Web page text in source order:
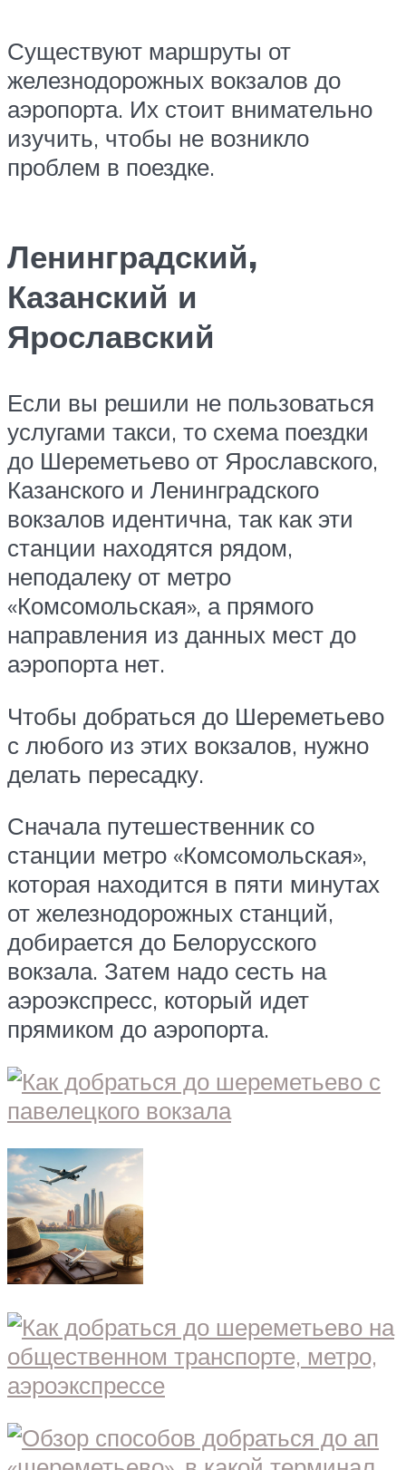
Существуют маршруты от
железнодорожных вокзалов до
аэропорта. Их стоит внимательно
изучить, чтобы не возникло
проблем в поездке.
Ленинградский,
Казанский и
Ярославский
Если вы решили не пользоваться
услугами такси, то схема поездки
до Шереметьево от Ярославского,
Казанского и Ленинградского
вокзалов идентична, так как эти
станции находятся рядом,
неподалеку от метро
«Комсомольская», а прямого
направления из данных мест до
аэропорта нет.
Чтобы добраться до Шереметьево
с любого из этих вокзалов, нужно
делать пересадку.
Сначала путешественник со
станции метро «Комсомольская»,
которая находится в пяти минутах
от железнодорожных станций,
добирается до Белорусского
вокзала. Затем надо сесть на
аэроэкспресс, который идет
прямиком до аэропорта.